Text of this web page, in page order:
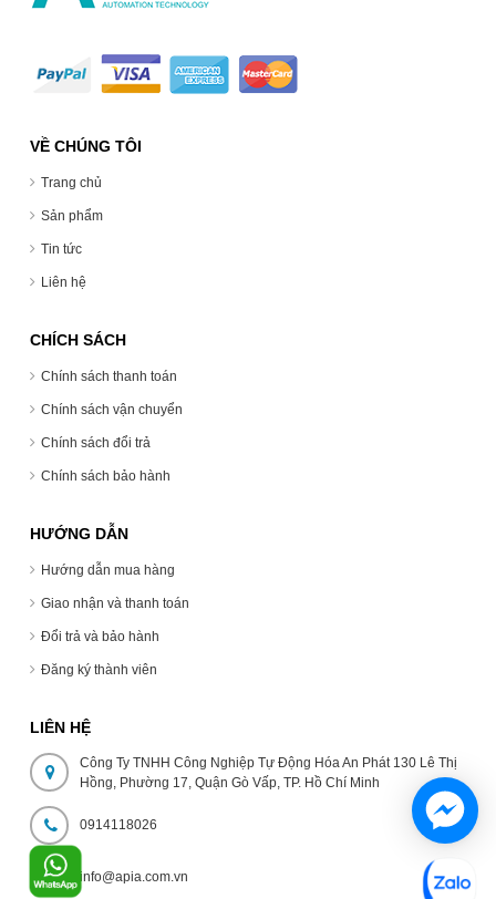
VỀ CHÚNG TÔI
Trang chủ
Sản phẩm
Tin tức
Liên hệ
CHÍCH SÁCH
Chính sách thanh toán
Chính sách vận chuyển
Chính sách đổi trả
Chính sách bảo hành
HƯỚNG DẪN
Hướng dẫn mua hàng
Giao nhận và thanh toán
Đổi trả và bảo hành
Đăng ký thành viên
LIÊN HỆ
Công Ty TNHH Công Nghiệp Tự Động Hóa An Phát 130 Lê Thị
Hồng, Phường 17, Quận Gò Vấp, TP. Hồ Chí Minh
0914118026
info@apia.com.vn